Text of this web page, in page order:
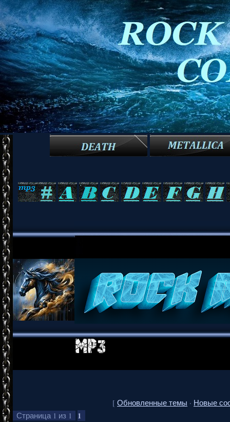
[ Обновленные темы · Новые
Страница 1 из 1 1